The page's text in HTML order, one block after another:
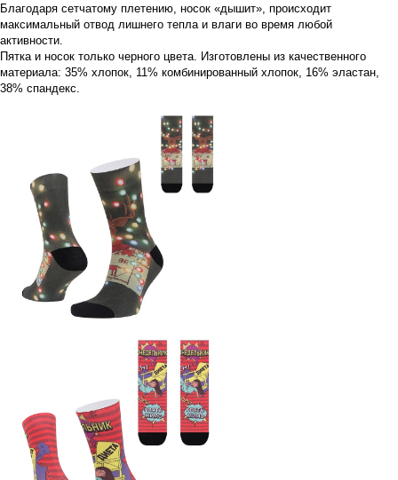
Благодаря сетчатому плетению, носок «дышит», происходит
максимальный отвод лишнего тепла и влаги во время любой
активности.
Пятка и носок только черного цвета. Изготовлены из качественного
материала: 35% хлопок, 11% комбинированный хлопок, 16% эластан,
38% спандекс.